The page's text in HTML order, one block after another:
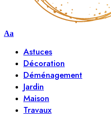
Aa
Astuces
Décoration
Déménagement
Jardin
Maison
Travaux